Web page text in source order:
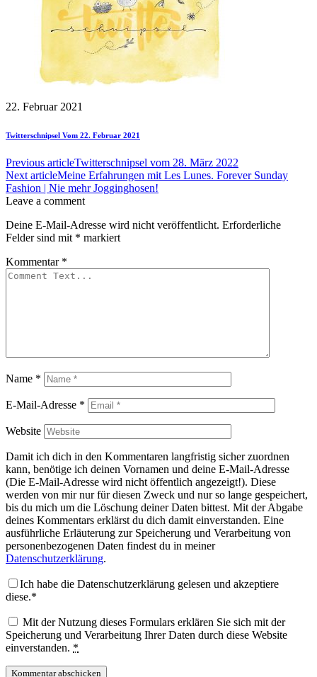
22. Februar 2021
Twitterschnipsel Vom 22. Februar 2021
Previous articleTwitterschnipsel vom 28. März 2022
Next articleMeine Erfahrungen mit Les Lunes. Forever Sunday
Fashion | Nie mehr Jogginghosen!
Leave a comment
Deine E-Mail-Adresse wird nicht veröffentlicht. Erforderliche
Felder sind mit * markiert
Kommentar *
Name *
E-Mail-Adresse *
Website
Damit ich dich in den Kommentaren langfristig sicher zuordnen
kann, benötige ich deinen Vornamen und deine E-Mail-Adresse
(Die E-Mail-Adresse wird nicht öffentlich angezeigt!). Diese
werden von mir nur für diesen Zweck und nur so lange gespeichert,
bis du mich um die Löschung deiner Daten bittest. Mit der Abgabe
deines Kommentars erklärst du dich damit einverstanden. Eine
ausführliche Erläuterung zur Speicherung und Verarbeitung von
personenbezogenen Daten findest du in meiner
Datenschutzerklärung.
Ich habe die Datenschutzerklärung gelesen und akzeptiere
diese.*
Mit der Nutzung dieses Formulars erklären Sie sich mit der
Speicherung und Verarbeitung Ihrer Daten durch diese Website
einverstanden. *